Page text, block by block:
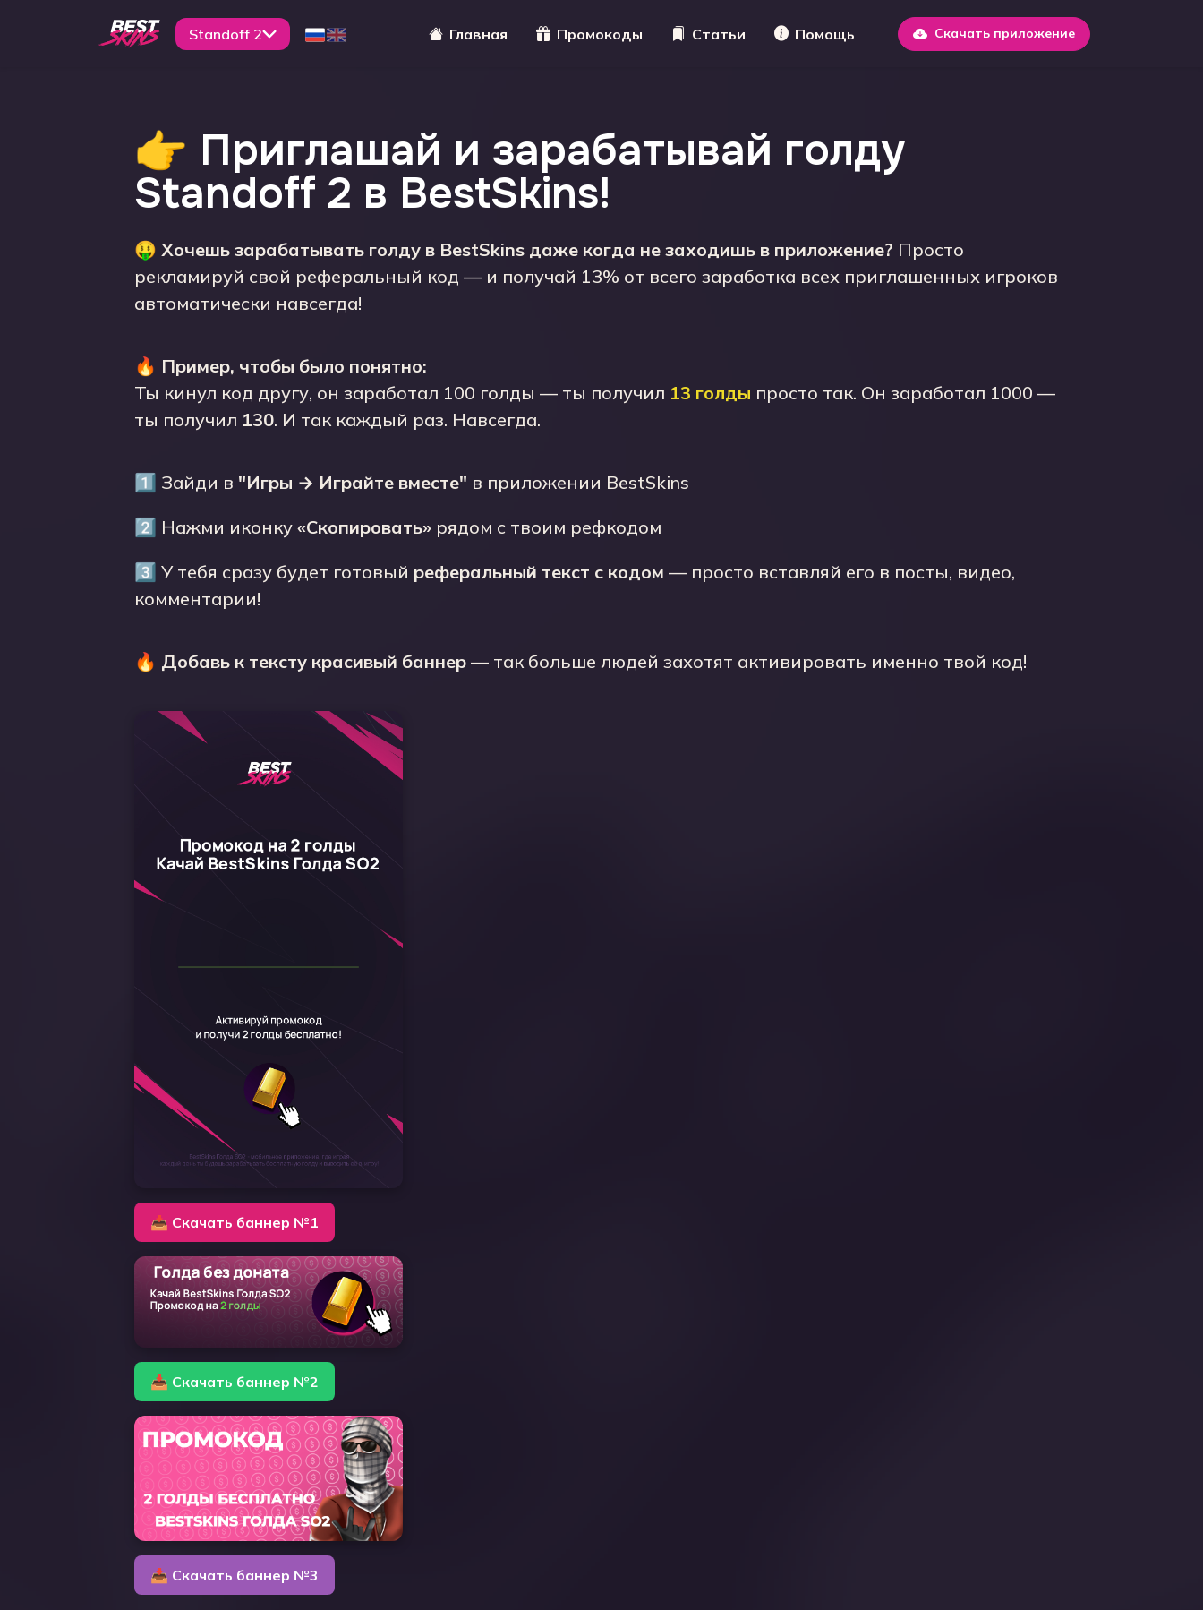
Standoff 2 Главная Промокоды Статьи Помощь Скачать приложение
👉 Приглашай и зарабатывай голду
Standoff 2 в BestSkins!
🤑 Хочешь зарабатывать голду в BestSkins даже когда не заходишь в приложение? Просто
рекламируй свой реферальный код — и получай 13% от всего заработка всех приглашенных игроков
автоматически навсегда!
🔥 Пример, чтобы было понятно:
Ты кинул код другу, он заработал 100 голды — ты получил 13 голды просто так. Он заработал 1000 —
ты получил 130. И так каждый раз. Навсегда.
1️⃣ Зайди в "Игры → Играйте вместе" в приложении BestSkins
2️⃣ Нажми иконку «Скопировать» рядом с твоим рефкодом
3️⃣ У тебя сразу будет готовый реферальный текст с кодом — просто вставляй его в посты, видео,
комментарии!
🔥 Добавь к тексту красивый баннер — так больше людей захотят активировать именно твой код!
📥 Скачать баннер №1
📥 Скачать баннер №2
📥 Скачать баннер №3